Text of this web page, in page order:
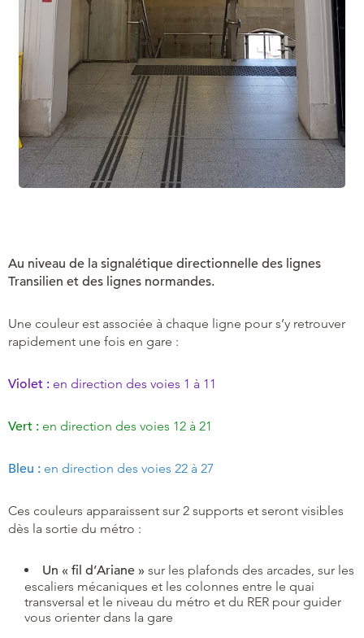
Au niveau de la signalétique directionnelle des lignes
Transilien et des lignes normandes.
Une couleur est associée à chaque ligne pour s’y retrouver
rapidement une fois en gare :
Violet : en direction des voies 1 à 11
Vert : en direction des voies 12 à 21
Bleu : en direction des voies 22 à 27
Ces couleurs apparaissent sur 2 supports et seront visibles
dès la sortie du métro :
Un « fil d’Ariane » sur les plafonds des arcades, sur les
escaliers mécaniques et les colonnes entre le quai
transversal et le niveau du métro et du RER pour guider
vous orienter dans la gare